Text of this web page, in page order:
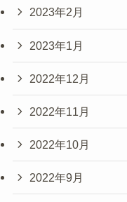
2023年2月
2023年1月
2022年12月
2022年11月
2022年10月
2022年9月